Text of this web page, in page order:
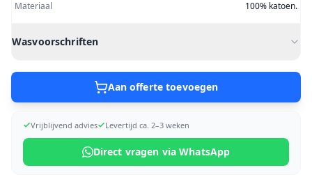
Materiaal
100% katoen.
Wasvoorschriften
Aan offerte toevoegen
Vrijblijvend advies Levertijd ca. 2–3 weken
Direct vragen via WhatsApp